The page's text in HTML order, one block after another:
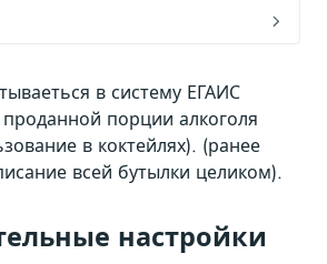
в систему ЕГАИС
порции алкоголя
в коктейлях). (ранее
всей бутылки целиком).
настройки